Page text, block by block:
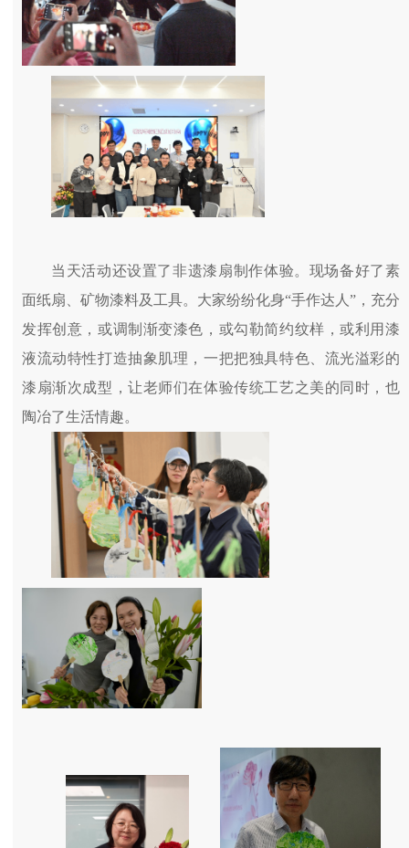
当天活动还设置了非遗漆扇制作体验。现场备好了素
面纸扇、矿物漆料及工具。大家纷纷化身“手作达人”，充分
发挥创意，或调制渐变漆色，或勾勒简约纹样，或利用漆
液流动特性打造抽象肌理，一把把独具特色、流光溢彩的
漆扇渐次成型，让老师们在体验传统工艺之美的同时，也
陶冶了生活情趣。